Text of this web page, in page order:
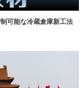
可能な冷蔵倉庫新工法